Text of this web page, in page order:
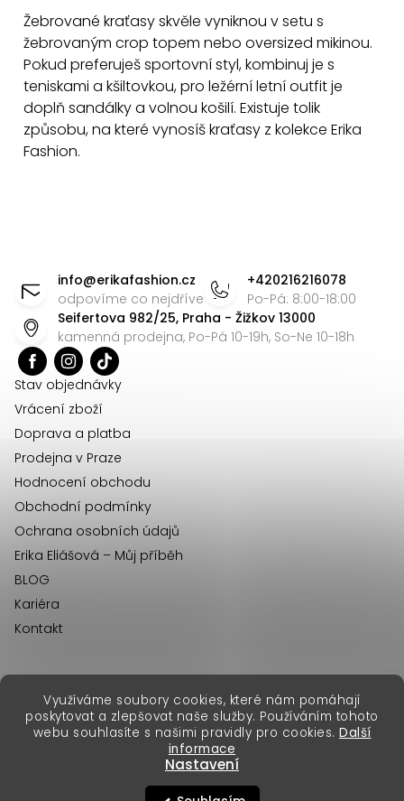
Využíváme soubory cookies, které nám pomáhají
poskytovat a zlepšovat naše služby. Používáním tohoto
webu souhlasíte s našimi pravidly pro cookies. Další
informace
Nastavení
á
d
a
c
í
p
p
i
s
Žebrované kraťasy skvěle vyniknou v setu s
žebrovaným crop topem nebo oversized mikinou.
Pokud preferuješ sportovní styl, kombinuj je s
teniskami a kšiltovkou, pro ležérní letní outfit je
doplň sandálky a volnou košilí. Existuje tolik
způsobu, na které vynosíš kraťasy z kolekce Erika
Fashion.
info@erikafashion.cz
odpovíme co nejdříve
+420216216078
Po-Pá: 8:00-18:00
Seifertova 982/25, Praha - Žižkov 13000
kamenná prodejna, Po-Pá 10-19h, So-Ne 10-18h
Stav objednávky
Vrácení zboží
Doprava a platba
Prodejna v Praze
Hodnocení obchodu
Obchodní podmínky
Ochrana osobních údajů
Erika Eliášová – Můj příběh
BLOG
Kariéra
Kontakt
Vytvořil Shoptet Premium
Copyright 2026Erika Fashion. Všechna práva vyhrazena.
erikafashion.sk